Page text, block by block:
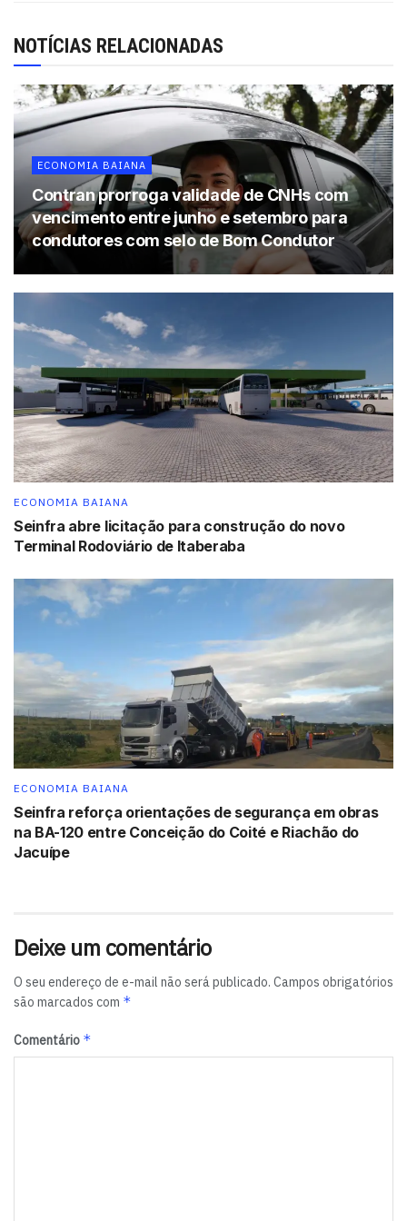
NOTÍCIAS RELACIONADAS
ECONOMIA BAIANA
Contran prorroga validade de CNHs com
vencimento entre junho e setembro para
condutores com selo de Bom Condutor
ECONOMIA BAIANA
Seinfra abre licitação para construção do novo
Terminal Rodoviário de Itaberaba
ECONOMIA BAIANA
Seinfra reforça orientações de segurança em obras
na BA-120 entre Conceição do Coité e Riachão do
Jacuípe
Deixe um comentário
O seu endereço de e-mail não será publicado. Campos obrigatórios
são marcados com *
Comentário *